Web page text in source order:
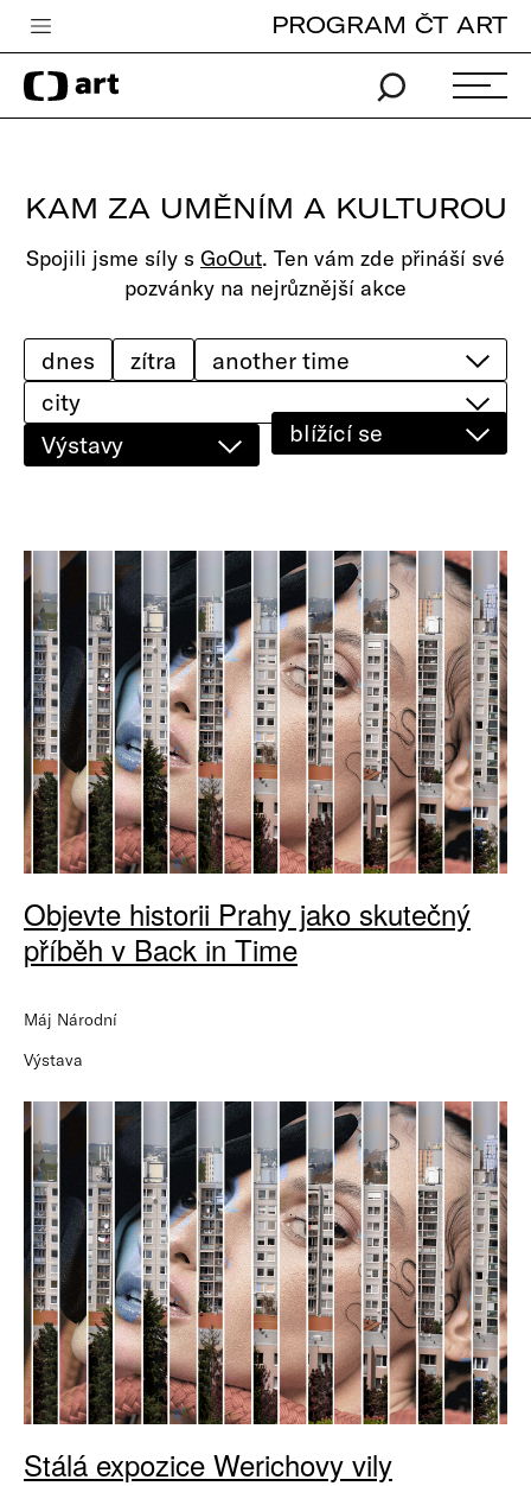
Česká televize
Zpravodajství
iVysílání
TV program
edu
Vše o ČT
PROGRAM ČT ART
KAM ZA UMĚNÍM A KULTUROU
Spojili jsme síly s GoOut. Ten vám zde přináší své
pozvánky na nejrůznější akce
city
Výstavy
dnes zítra
blížící se
Objevte historii Prahy jako skutečný
příběh v Back in Time
Máj Národní
Výstava
Stálá expozice Werichovy vily